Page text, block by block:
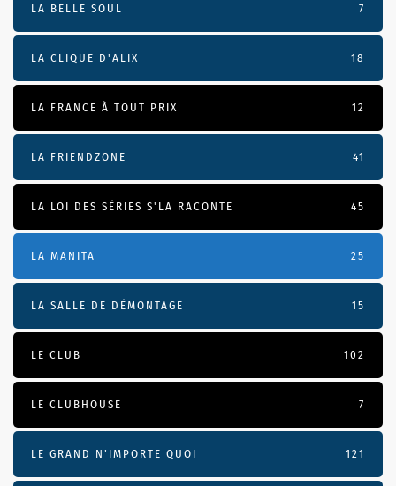
LA BELLE SOUL 7
LA CLIQUE D'ALIX 18
LA FRANCE À TOUT PRIX 12
LA FRIENDZONE 41
LA LOI DES SÉRIES S'LA RACONTE 45
LA MANITA 25
LA SALLE DE DÉMONTAGE 15
LE CLUB 102
LE CLUBHOUSE 7
LE GRAND N’IMPORTE QUOI 121